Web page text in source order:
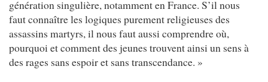
génération singulière, notamment en France. S’il nous
faut connaître les logiques purement religieuses des
assassins martyrs, il nous faut aussi comprendre où,
pourquoi et comment des jeunes trouvent ainsi un sens à
des rages sans espoir et sans transcendance. »